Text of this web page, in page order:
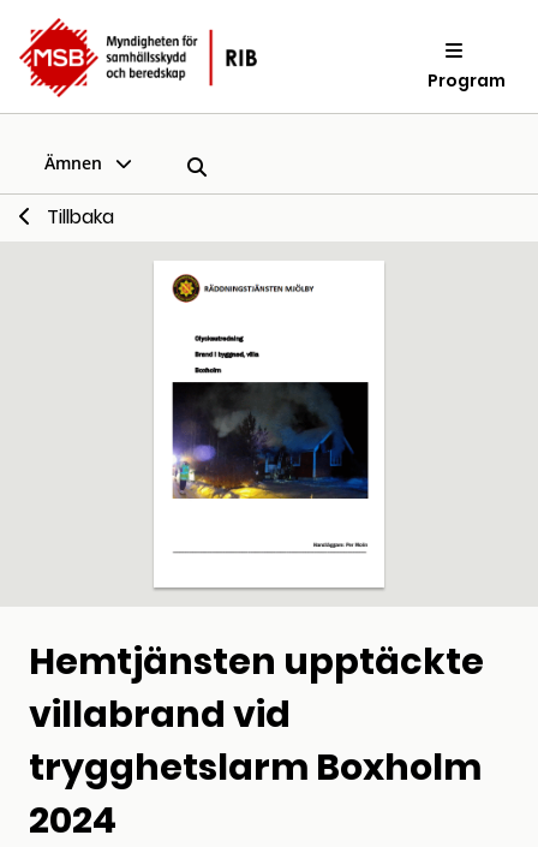
Program
Ämnen
Tillbaka
Hemtjänsten upptäckte
villabrand vid
trygghetslarm Boxholm
2024